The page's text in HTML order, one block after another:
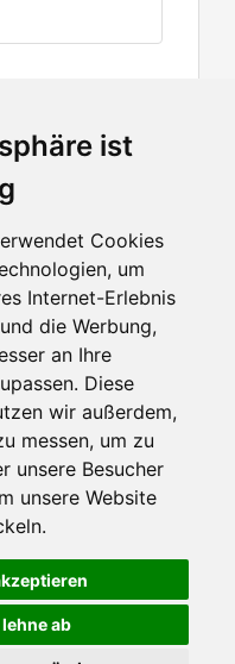
ist
Cookies
um
Internet-Erlebnis
die Werbung,
an Ihre
Diese
wir außerdem,
messen, um zu
unsere Besucher
unsere Website
ab
Partners
Facebook
Twitter
YouTube
Google+